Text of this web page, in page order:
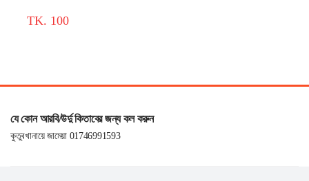
TK. 100
যে কোন আরবি/উর্দু কিতাবের জন্য কল করুন
কুতুবখানায়ে জামেয়া 01746991593